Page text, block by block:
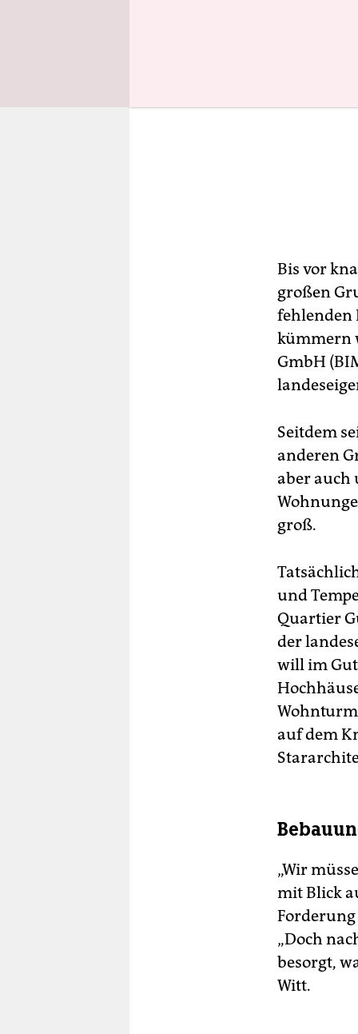
Bis vor
großen
fehlenden
kümmern
GmbH
Seitdem
anderen
aber
groß.
und
Quartier
der
will im
auf dem
„Wir
mit Blick
Forderung
„Doch
besorgt,
Witt.